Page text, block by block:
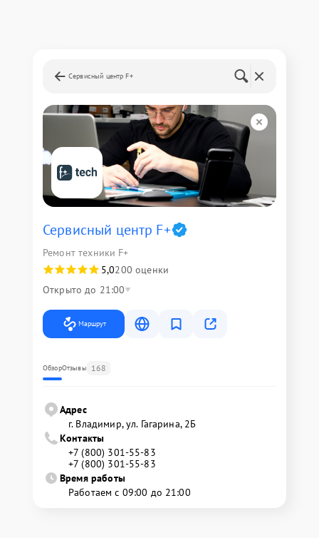
Сервисный центр F+
Сервисный центр F+
Ремонт техники F+
5,0200 оценки
Открыто до 21:00
Маршрут
ОбзорОтзывы 168
Адрес
г. Владимир, ул. Гагарина, 2Б
Контакты
+7 (800) 301-55-83
+7 (800) 301-55-83
Время работы
Работаем с 09:00 до 21:00